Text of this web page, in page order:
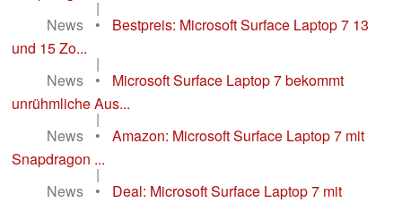
|
News
•
Bestpreis: Microsoft Surface Laptop 7 13
und 15 Zo...
|
News
•
Microsoft Surface Laptop 7 bekommt
unrühmliche Aus...
|
News
•
Amazon: Microsoft Surface Laptop 7 mit
Snapdragon ...
|
News
•
Deal: Microsoft Surface Laptop 7 mit